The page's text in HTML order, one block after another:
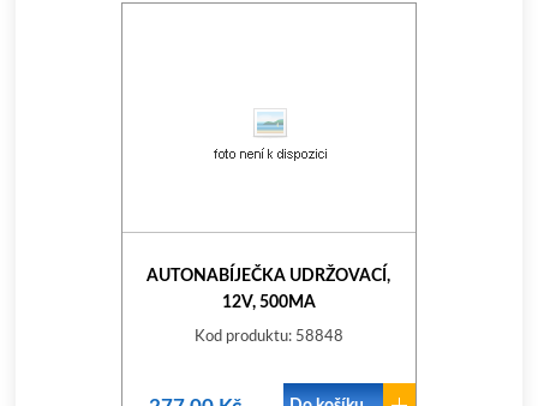
AUTONABÍJEČKA UDRŽOVACÍ,
12V, 500MA
Kod produktu: 58848